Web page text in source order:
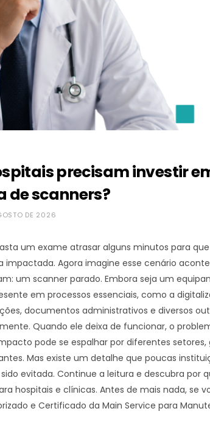
precisam investir
de scanners?
DE 2026
um exame atrasar alguns minutos para
impactada. Agora imagine esse cenário
um scanner parado. Embora seja um
em processos essenciais, como a
documentos administrativos e diversos
Quando ele deixa de funcionar, o
pode se espalhar por diferentes
Mas existe um detalhe que poucas
evitada. Continue a leitura e descubra por
hospitais e clínicas. Antes de mais nada, se
e Certificado da Main Service para